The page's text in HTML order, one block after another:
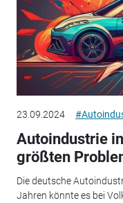
23.09.2024
Autoindustrie
größten
Die deutsche
Jahren könnte es bei